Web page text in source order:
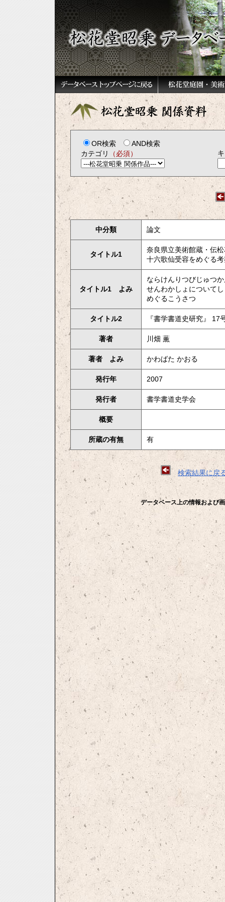
OR検索
AND検索
カテゴリ
（必須）
中分類 論文
タイトル1
奈良県立美術館蔵・伝
十六歌仙受容をめぐる
タイトル1 よみ
ならけんりつびじゅつ
せんわかしょについて
めぐるこうさつ
タイトル2 『書学書道史研究』 17
著者 川畑 薫
著者 よみ かわばた かおる
発行年 2007
発行者 書学書道史学会
概要
所蔵の有無 有
検索結果に戻
データベース上の情報および